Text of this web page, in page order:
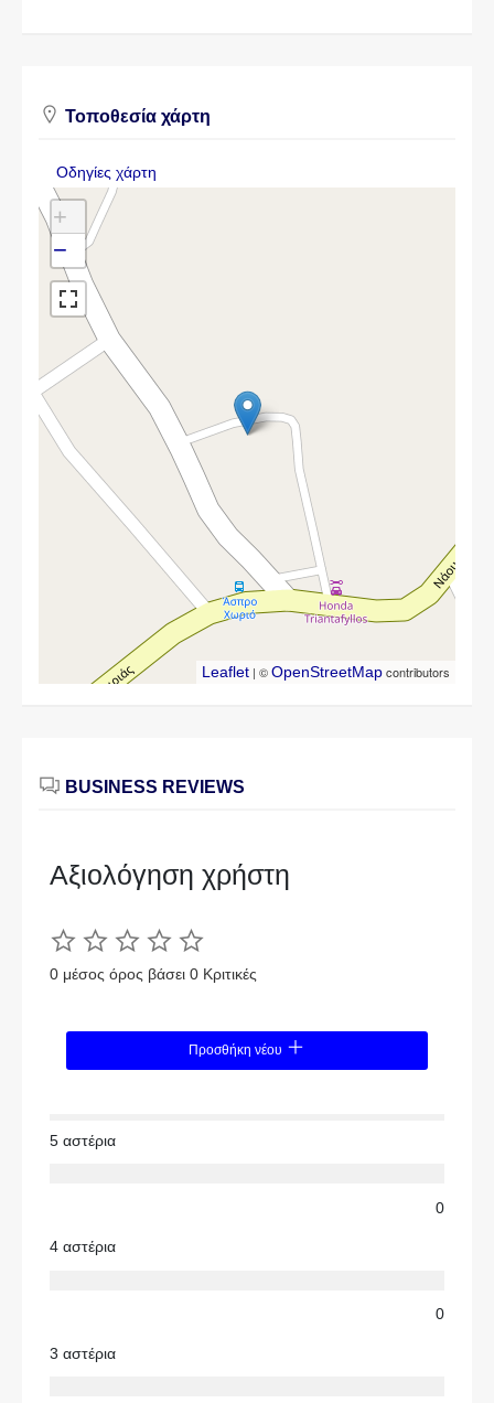
Τοποθεσία χάρτη
Οδηγίες χάρτη
+
−
Leaflet | ©OpenStreetMapcontributors
BUSINESS REVIEWS
Αξιολόγηση χρήστη
0 μέσος όρος βάσει 0 Κριτικές
Προσθήκη νέου
5 αστέρια
0
4 αστέρια
0
3 αστέρια